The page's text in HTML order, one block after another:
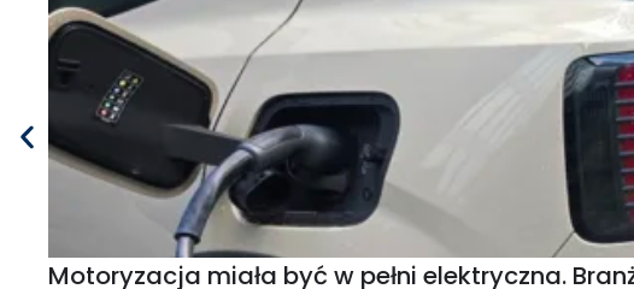
Motoryzacja miała być w pełni elektryczna.